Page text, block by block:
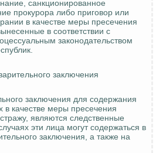
санкционированное
прокурора либо приговор или
в качестве меры пресечения
в соответствии с
законодательством
заключения
заключения для содержания
в качестве меры пресечения
являются следственные
эти лица могут содержаться в
заключения, а также на